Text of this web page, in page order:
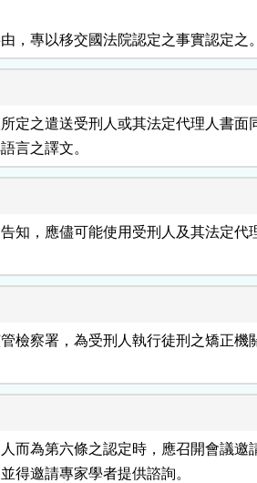
，專以移交國法院認定之事實認定之
定之遣送受刑人或其法定代理人書面
言之譯文。
知，應儘可能使用受刑人及其法定代
檢察署，為受刑人執行徒刑之矯正機
而為第六條之認定時，應召開會議邀
得邀請專家學者提供諮詢。